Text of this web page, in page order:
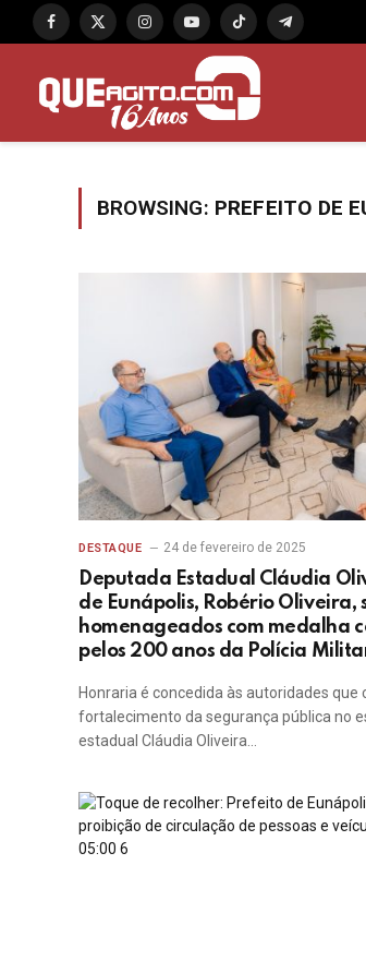
Facebook
X
InstagramYouTubeTikTok Telegram
BROWSING: PREFEITO DE
DESTAQUE 24 de fevereiro de 2025
Deputada Estadual Cláudia
de Eunápolis, Robério Oliveira,
homenageados com medalha
pelos 200 anos da Polícia
Honraria é concedida às autoridades que
fortalecimento da segurança pública no
estadual Cláudia Oliveira…